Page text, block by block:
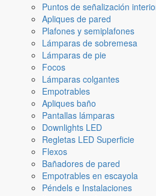
Puntos de señalización
Apliques de pared
Plafones y semiplafones
Lámparas de sobremesa
Lámparas de pie
Focos
Lámparas colgantes
Empotrables
Apliques baño
Pantallas lámparas
Downlights LED
Regletas LED Superficie
Flexos
Bañadores de pared
Empotrables en escayola
Péndels e Instalaciones